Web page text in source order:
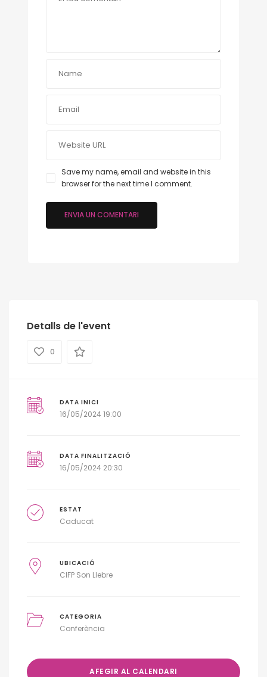
Save my name, email and website in this
browser for the next time I comment.
Detalls de l'event
0
DATA INICI
16/05/2024 19:00
DATA FINALITZACIÓ
16/05/2024 20:30
ESTAT
Caducat
UBICACIÓ
CIFP Son Llebre
CATEGORIA
Conferència
AFEGIR AL CALENDARI